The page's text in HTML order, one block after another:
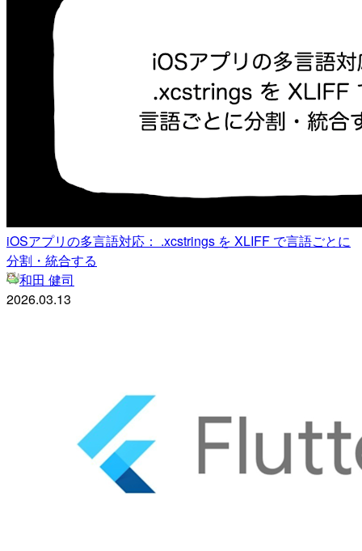
iOSアプリの多言語対応： .xcstrings を XLIFF で言語ごとに
分割・統合する
和田 健司
2026.03.13